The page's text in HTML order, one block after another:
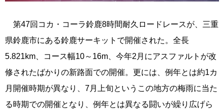
第47回コカ・コーラ鈴鹿8時間耐久ロードレースが、三重
県鈴鹿市にある鈴鹿サーキットで開催された。全長
5.821km、コース幅10～16m、今年2月にアスファルトが改
修されたばかりの新路面での開催。更には、例年とは約1カ
月開催時期が異なり、7月上旬というこの地方の梅雨に当た
る時期での開催となり、例年とは異なる闘いが繰り広げら